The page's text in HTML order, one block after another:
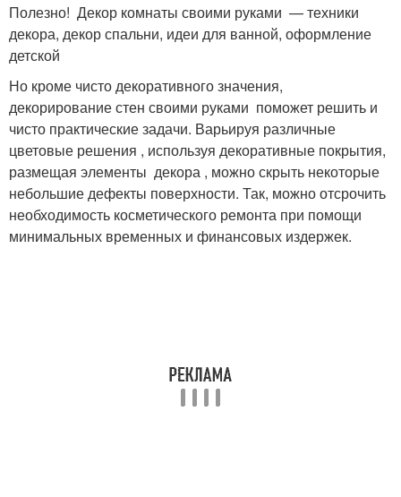
Полезно! Декор комнаты своими руками — техники
декора, декор спальни, идеи для ванной, оформление
детской
Но кроме чисто декоративного значения,
декорирование стен своими руками поможет решить и
чисто практические задачи. Варьируя различные
цветовые решения , используя декоративные покрытия,
размещая элементы декора , можно скрыть некоторые
небольшие дефекты поверхности. Так, можно отсрочить
необходимость косметического ремонта при помощи
минимальных временных и финансовых издержек.